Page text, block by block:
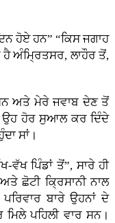
ਹਨ” “ਕਿਸ ਜਗਾਹ
ਹੈ ਅੰਮ੍ਰਿਤਸਰ, ਲਾਹੌਰ ਤੋਂ,
ਮੇਰੇ ਜਵਾਬ ਦੇਣ ਤੋਂ
ਉਹ ਹੋਰ ਸੁਆਲ ਕਰ ਦਿੰਦੇ
ਸਾਂ।
ਪਿੰਡਾਂ ਤੋਂ”, ਸਾਰੇ ਹੀ
ਛੋਟੀ ਕ੍ਰਿਸਾਨੀ ਨਾਲ
ਬਾਰੇ ਉਹਨਾਂ ਦੇ
ਪਹਿਲੀ ਵਾਰ ਸਨ।